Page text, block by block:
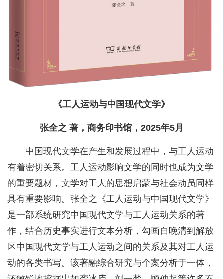
《工人运动与中国现代文学》
张全之 著，商务印书馆，2025年5月
中国现代文学在产生和发展过程中，与工人运动
有着密切关系。工人运动影响文学的同时也成为文学
的重要题材，文学对工人的思想启蒙与社会动员同样
具有重要影响。张全之《工人运动与中国现代文学》
是一部系统研究中国现代文学与工人运动关系的著
作，结合历史事实进行文本分析，勾画自晚清到解放
区中国现代文学与工人运动之间的关系及其对工人运
动的各类书写。该著融综合研究与个案分析于一体，